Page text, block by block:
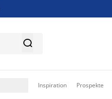

Inspiration Prospekte